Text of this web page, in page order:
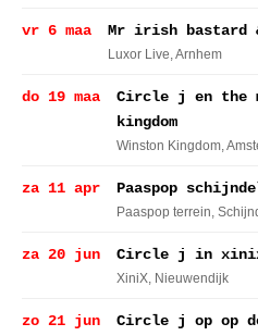
vr 6 maa Mr irish
Luxor Live, Arnhem
do 19 maa
Circle j en the
kingdom
Winston Kingdom,
za 11 apr Paaspop
Paaspop terrein,
za 20 jun Circle j in
XiniX, Nieuwendijk
zo 21 jun Circle j op op